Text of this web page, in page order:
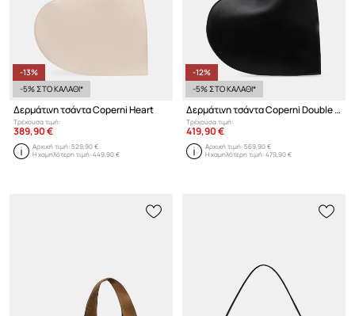
-13%
-5% ΣΤΟ ΚΑΛΑΘΙ*
Δερμάτινη τσάντα Coperni Heart
Τρέχουσα τιμή:
389,90 €
Αρχική τιμή:529,90 €
Η χαμηλότερη τιμή:449,90 €
-12%
-5% ΣΤΟ ΚΑΛΑΘΙ*
Δερμάτινη τσάντα Coperni Double Heart
Τρέχουσα τιμή:
419,90 €
Αρχική τιμή:569,90 €
Η χαμηλότερη τιμή:479,90 €